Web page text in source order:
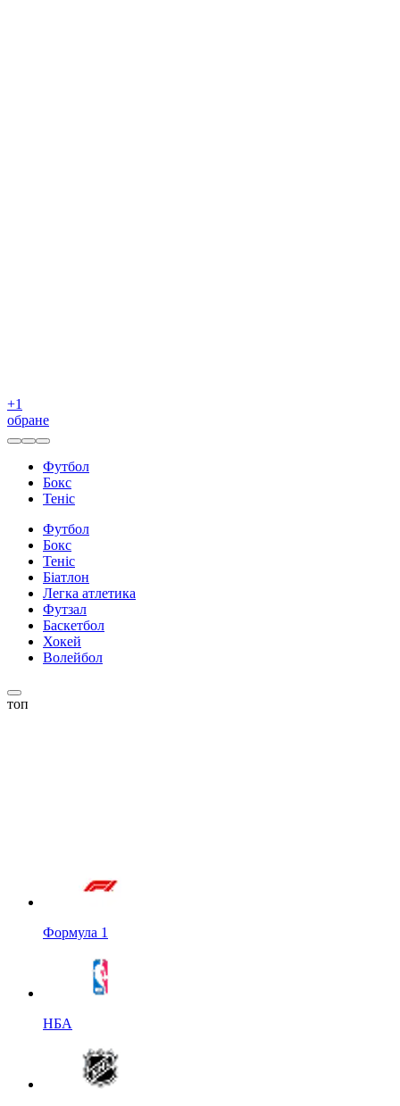
+1
обране
Футбол
Бокс
Теніс
Футбол
Бокс
Теніс
Біатлон
Легка атлетика
Футзал
Баскетбол
Хокей
Волейбол
топ
Формула 1
НБА